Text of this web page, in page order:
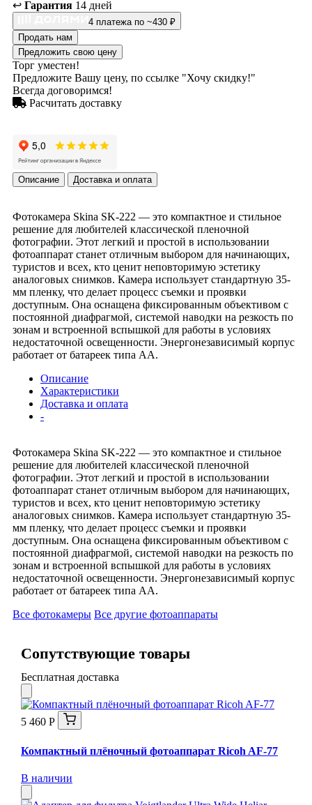
↩️ Гарантия 14 дней
4 платежа по ~430 ₽
Продать нам
Предложить свою цену
Торг уместен!
Предложите Вашу цену, по ссылке "Хочу скидку!"
Всегда договоримся!
Расчитать доставку
Описание Доставка и оплата
Фотокамера Skina SK-222 — это компактное и стильное
решение для любителей классической пленочной
фотографии. Этот легкий и простой в использовании
фотоаппарат станет отличным выбором для начинающих,
туристов и всех, кто ценит неповторимую эстетику
аналоговых снимков. Камера использует стандартную 35-
мм пленку, что делает процесс съемки и проявки
доступным. Она оснащена фиксированным объективом с
постоянной диафрагмой, системой наводки на резкость по
зонам и встроенной вспышкой для работы в условиях
недостаточной освещенности. Энергонезависимый корпус
работает от батареек типа АА.
Описание
Характеристики
Доставка и оплата
-
Фотокамера Skina SK-222 — это компактное и стильное
решение для любителей классической пленочной
фотографии. Этот легкий и простой в использовании
фотоаппарат станет отличным выбором для начинающих,
туристов и всех, кто ценит неповторимую эстетику
аналоговых снимков. Камера использует стандартную 35-
мм пленку, что делает процесс съемки и проявки
доступным. Она оснащена фиксированным объективом с
постоянной диафрагмой, системой наводки на резкость по
зонам и встроенной вспышкой для работы в условиях
недостаточной освещенности. Энергонезависимый корпус
работает от батареек типа АА.
Все фотокамеры Все другие фотоаппараты
Сопутствующие товары
Бесплатная доставка
5 460 Р
Компактный плёночный фотоаппарат Ricoh AF-77
В наличии